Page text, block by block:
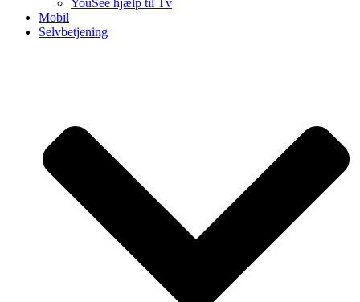
YouSee hjælp til Tv
Mobil
Selvbetjening